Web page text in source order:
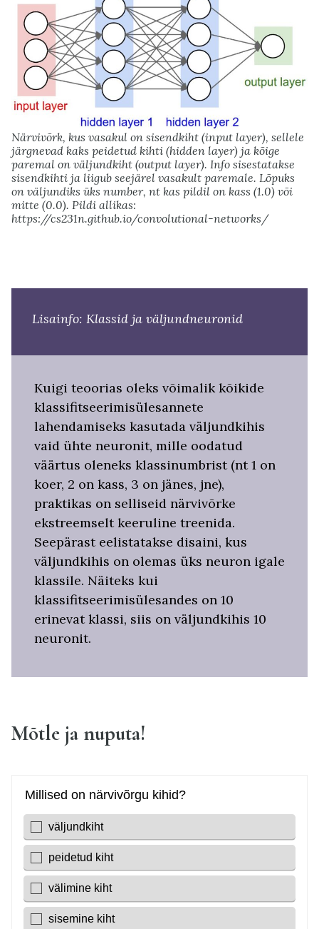
Närvivõrk, kus vasakul on sisendkiht (input layer), sellele
järgnevad kaks peidetud kihti (hidden layer) ja kõige
paremal on väljundkiht (output layer). Info sisestatakse
sisendkihti ja liigub seejärel vasakult paremale. Lõpuks
on väljundiks üks number, nt kas pildil on kass (1.0) või
mitte (0.0). Pildi allikas:
https://cs231n.github.io/convolutional-networks/
Lisainfo: Klassid ja väljundneuronid
Kuigi teoorias oleks võimalik kõikide
klassifitseerimisülesannete
lahendamiseks kasutada väljundkihis
vaid ühte neuronit, mille oodatud
väärtus oleneks klassinumbrist (nt 1 on
koer, 2 on kass, 3 on jänes, jne),
praktikas on selliseid närvivõrke
ekstreemselt keeruline treenida.
Seepärast eelistatakse disaini, kus
väljundkihis on olemas üks neuron igale
klassile. Näiteks kui
klassifitseerimisülesandes on 10
erinevat klassi, siis on väljundkihis 10
neuronit.
Mõtle ja nuputa!